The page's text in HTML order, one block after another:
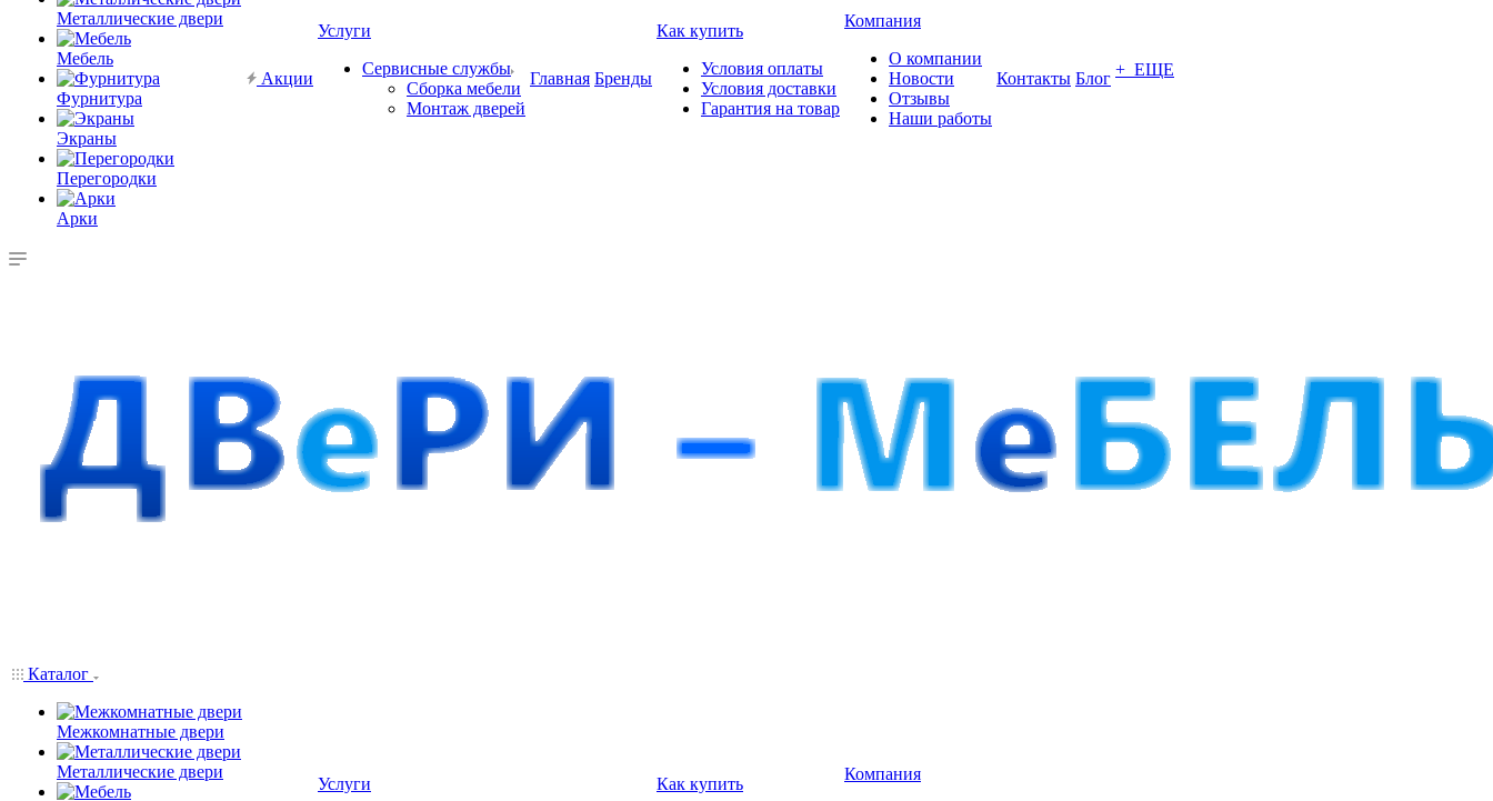
Металлические двери
Мебель
Фурнитура
Экраны
Перегородки
Арки
Акции
Услуги
Сервисные службы
Сборка мебели
Монтаж дверей
Главная Бренды
Как купить
Условия оплаты
Условия доставки
Гарантия на товар
Компания
О компании
Новости
Отзывы
Наши работы
Контакты Блог + ЕЩЕ
Каталог
Межкомнатные двери
Металлические двери
Услуги
Как купить
Компания